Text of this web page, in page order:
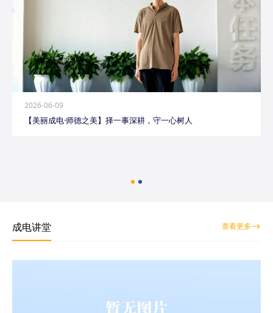
2026-06-09
【美丽成电·师德之美】择一事深耕，守一心树人
成电讲堂 查看更多